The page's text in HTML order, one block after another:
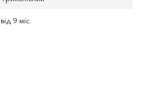
від 9 міс.